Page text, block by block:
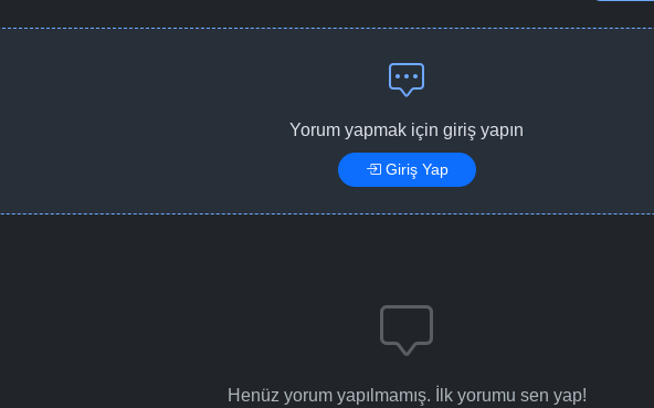
Yorum yapmak için giriş yapın
Giriş Yap
Henüz yorum yapılmamış. İlk yorumu sen yap!